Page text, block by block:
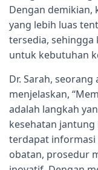
Dengan demikian,
yang lebih luas
tersedia,
untuk kebutuhan
Dr. Sarah,
menjelaskan,
adalah langkah
kesehatan
terdapat
obatan, prosedur